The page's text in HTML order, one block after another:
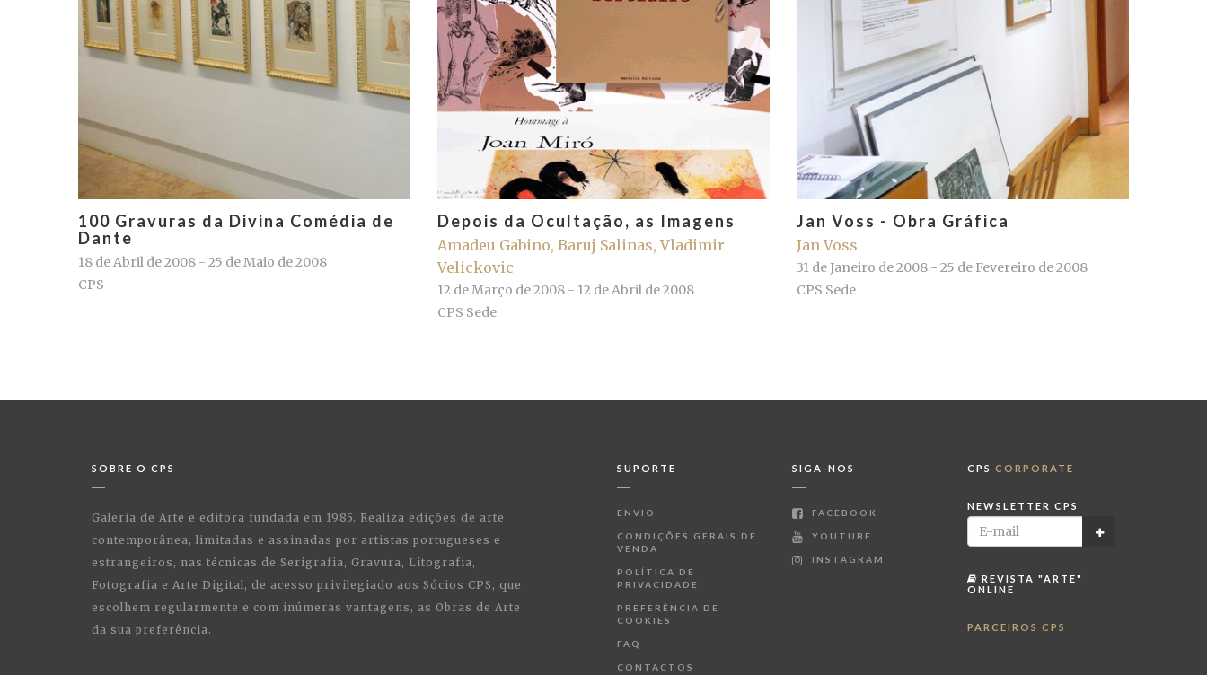
100 Gravuras da Divina Comédia de
Dante
18 de Abril de 2008 - 25 de Maio de 2008
CPS
Depois da Ocultação, as Imagens
Amadeu Gabino, Baruj Salinas, Vladimir
Velickovic
12 de Março de 2008 - 12 de Abril de 2008
CPS Sede
Jan Voss - Obra Gráfica
Jan Voss
31 de Janeiro de 2008 - 25 de Fevereiro de 2008
CPS Sede
SOBRE O CPS
Galeria de Arte e editora fundada em 1985. Realiza edições de arte
contemporânea, limitadas e assinadas por artistas portugueses e
estrangeiros, nas técnicas de Serigrafia, Gravura, Litografia,
Fotografia e Arte Digital, de acesso privilegiado aos Sócios CPS, que
escolhem regularmente e com inúmeras vantagens, as Obras de Arte
da sua preferência.
SUPORTE
ENVIO
CONDIÇÕES GERAIS DE
VENDA
POLÍTICA DE
PRIVACIDADE
PREFERÊNCIA DE
COOKIES
FAQ
CONTACTOS
SIGA-NOS
FACEBOOK
YOUTUBE
INSTAGRAM
CPS CORPORATE
NEWSLETTER CPS
REVISTA "ARTE"
ONLINE
PARCEIROS CPS